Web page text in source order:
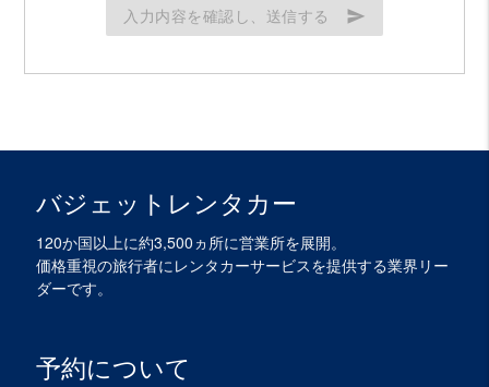
入力内容を確認し、送信する send
バジェットレンタカー
120か国以上に約3,500ヵ所に営業所を展開。
価格重視の旅行者にレンタカーサービスを提供する業界リー
ダーです。
予約について